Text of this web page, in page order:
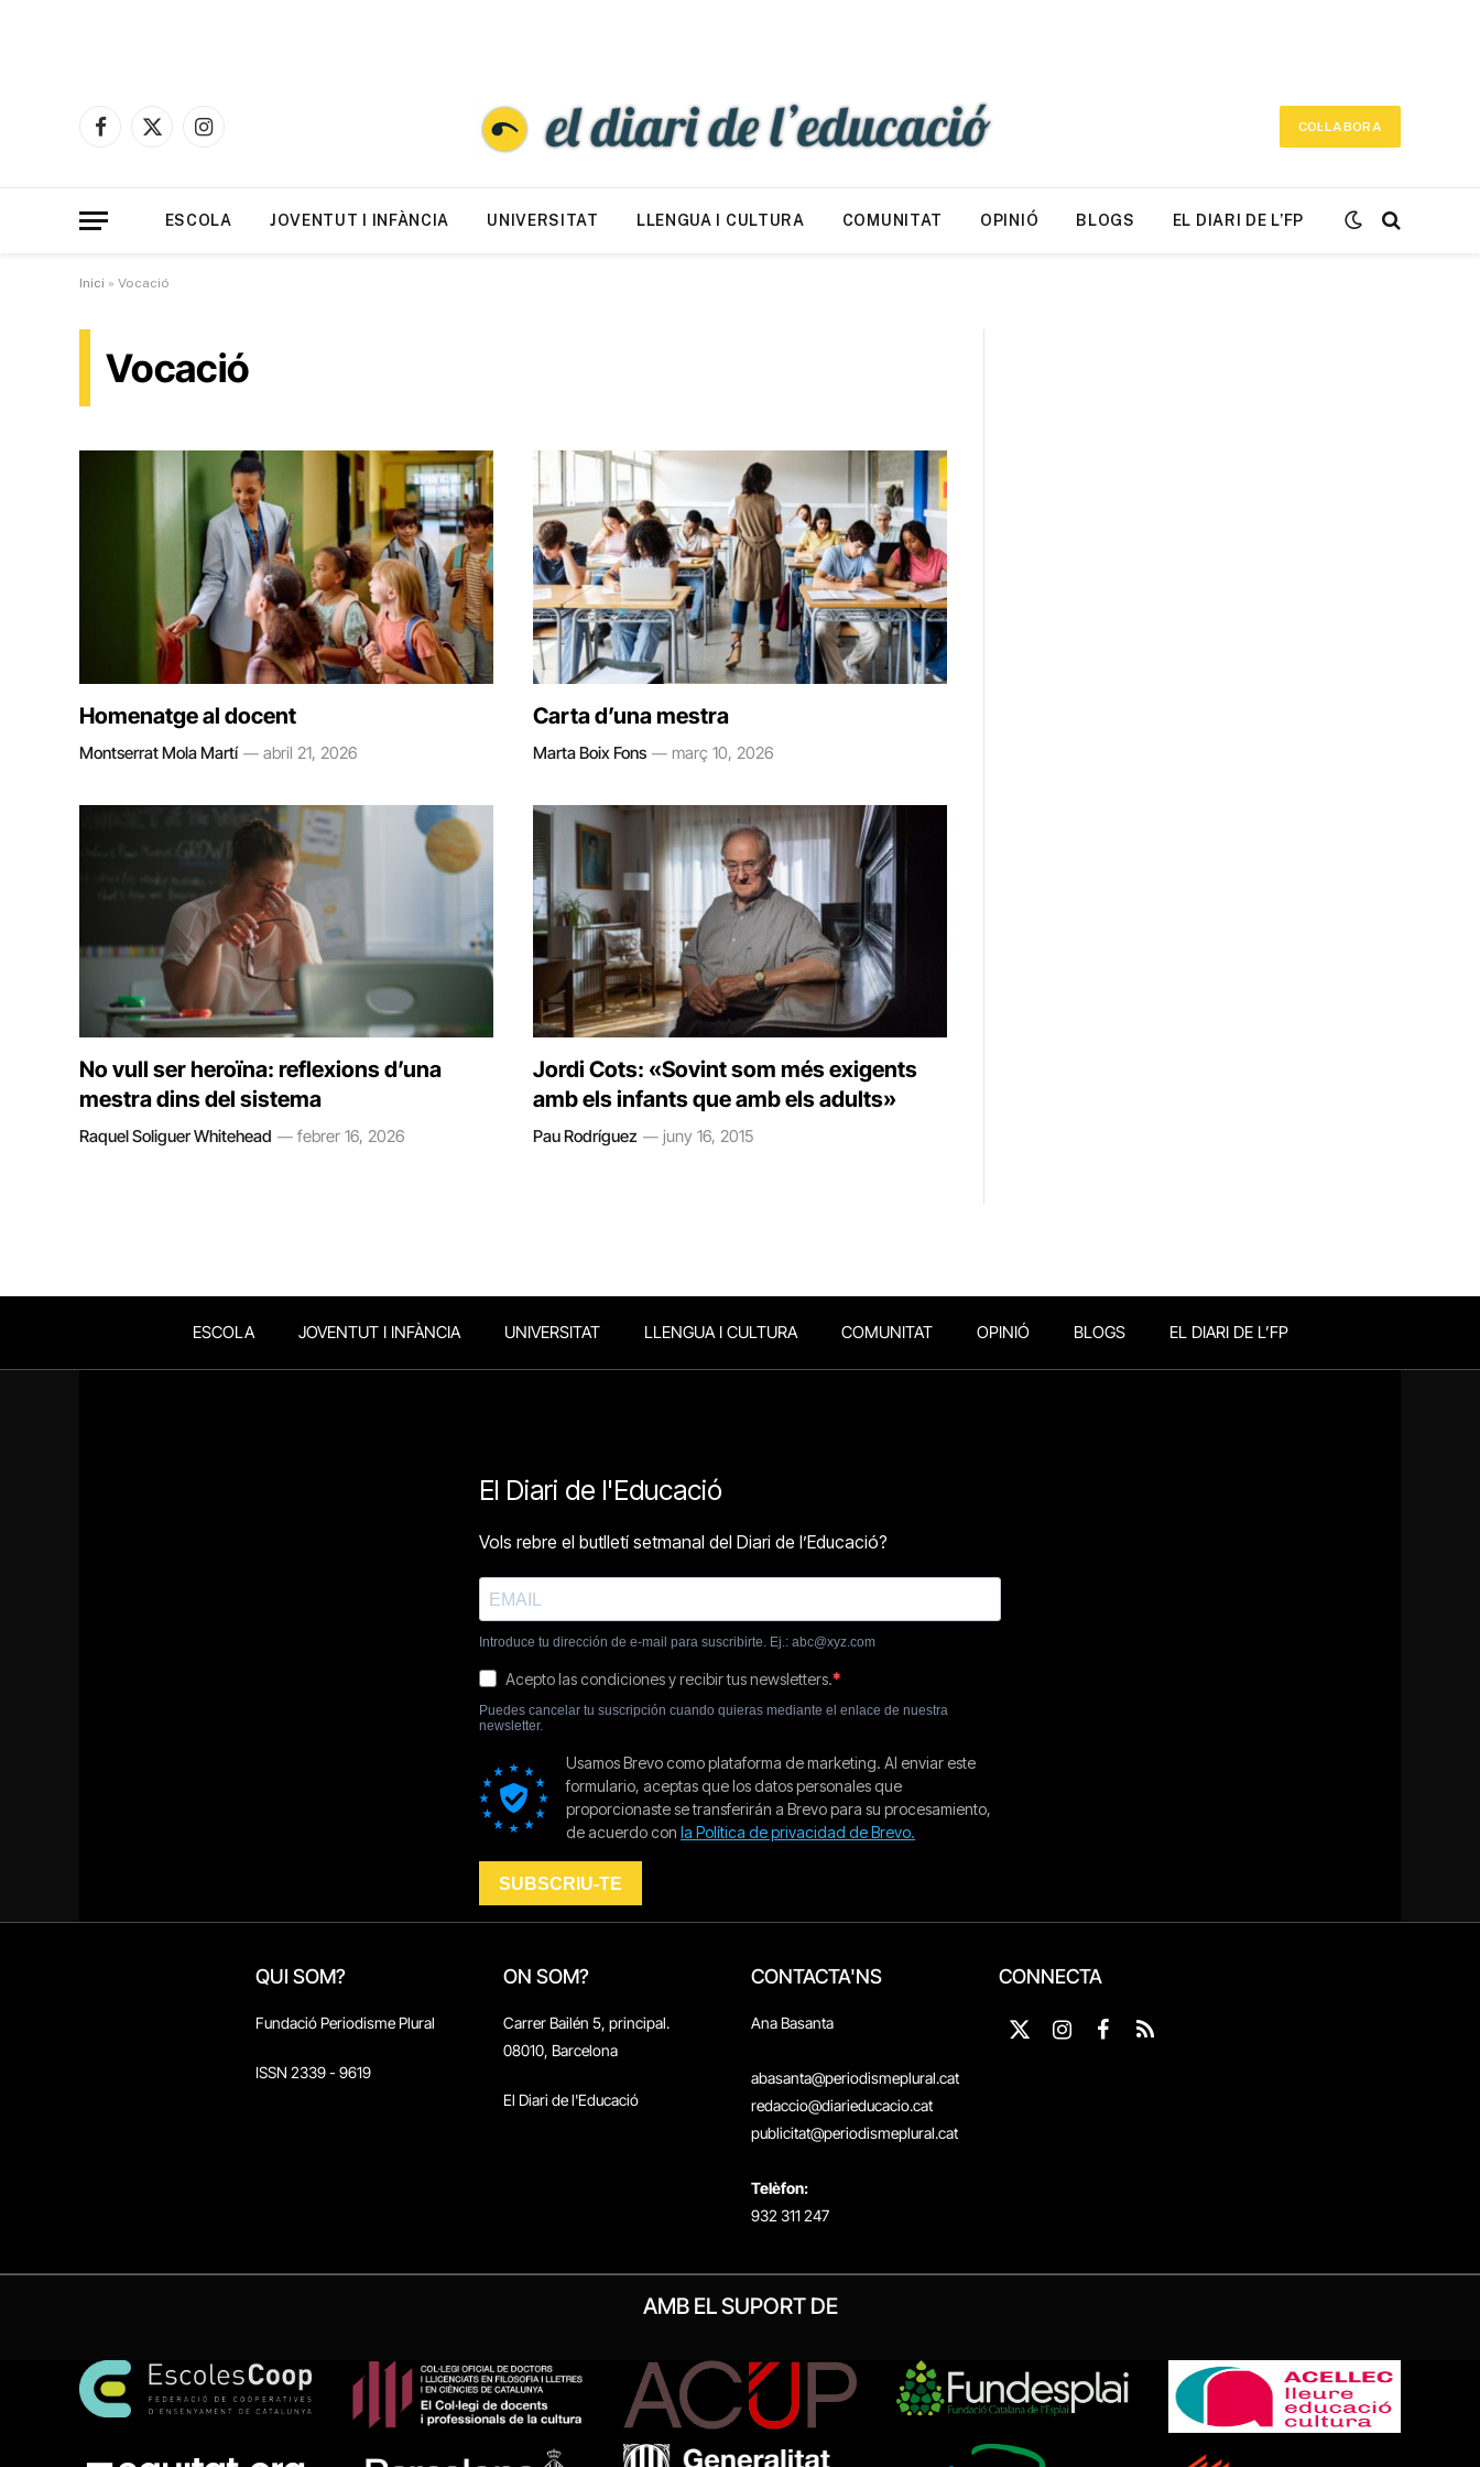
Facebook
X
Instagram
COL·LABORA
ESCOLA JOVENTUT I INFÀNCIA UNIVERSITAT LLENGUA I CULTURA COMUNITAT OPINIÓ BLOGS EL DIARI DE L’FP
Inici » Vocació
Vocació
Homenatge al docent
Montserrat Mola Martí abril 21, 2026
Carta d’una mestra
Marta Boix Fons març 10, 2026
No vull ser heroïna: reflexions d’una
mestra dins del sistema
Raquel Soliguer Whitehead febrer 16, 2026
Jordi Cots: «Sovint som més exigents
amb els infants que amb els adults»
Pau Rodríguez juny 16, 2015
ESCOLA JOVENTUT I INFÀNCIA UNIVERSITAT LLENGUA I CULTURA COMUNITAT OPINIÓ BLOGS EL DIARI DE L’FP
QUI SOM?
Fundació Periodisme Plural
ISSN 2339 - 9619
ON SOM?
Carrer Bailén 5, principal.
08010, Barcelona
El Diari de l'Educació
CONTACTA'NS
Ana Basanta
abasanta@periodismeplural.cat
redaccio@diarieducacio.cat
publicitat@periodismeplural.cat
Telèfon:
932 311 247
CONNECTA
X
Instagram
Facebook
RSS
AMB EL SUPORT DE